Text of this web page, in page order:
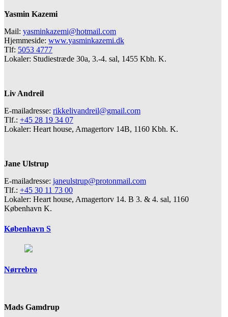
Yasmin Kazemi
Mail: yasminkazemi@hotmail.com
Hjemmeside: www.yasminkazemi.dk
Tlf: 5053 4777
Lokaler: Studiestræde 30a, 3.-4. sal, 1455 Kbh. K.
Liv Andreil
E-mailadresse: rikkelivandreil@gmail.com
Tlf.: +45 28 19 34 07
Lokaler: Heart house, Amagertorv 14B, 1160 Kbh. K.
Jane Ulstrup
E-mailadresse: janeulstrup@protonmail.com
Tlf.: +45 30 11 73 00
Lokaler: Heart house, Amagertorv 14. B 3. & 4. sal, 1160
København K.
København S
Nørrebro
Mads Gamdrup